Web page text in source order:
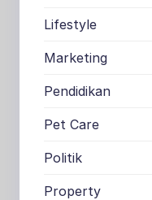
Lifestyle
Marketing
Pendidikan
Pet Care
Politik
Property